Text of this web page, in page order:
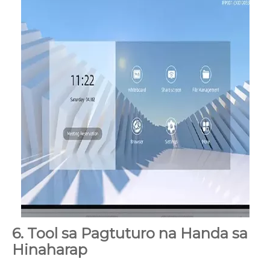
6. Tool sa Pagtuturo na Handa sa
Hinaharap